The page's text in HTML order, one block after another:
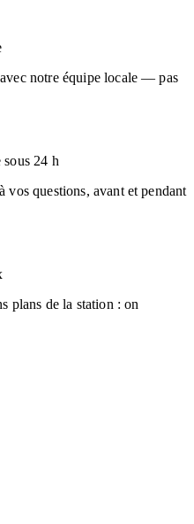
notre équipe locale — pas
24 h
vos questions, avant et pendant
plans de la station : on